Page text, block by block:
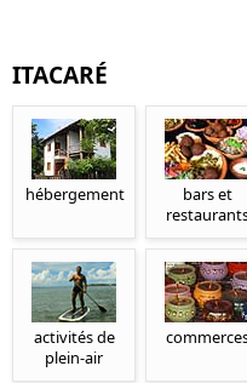
ITACARÉ
hébergement
bars et
activités de
plein-air